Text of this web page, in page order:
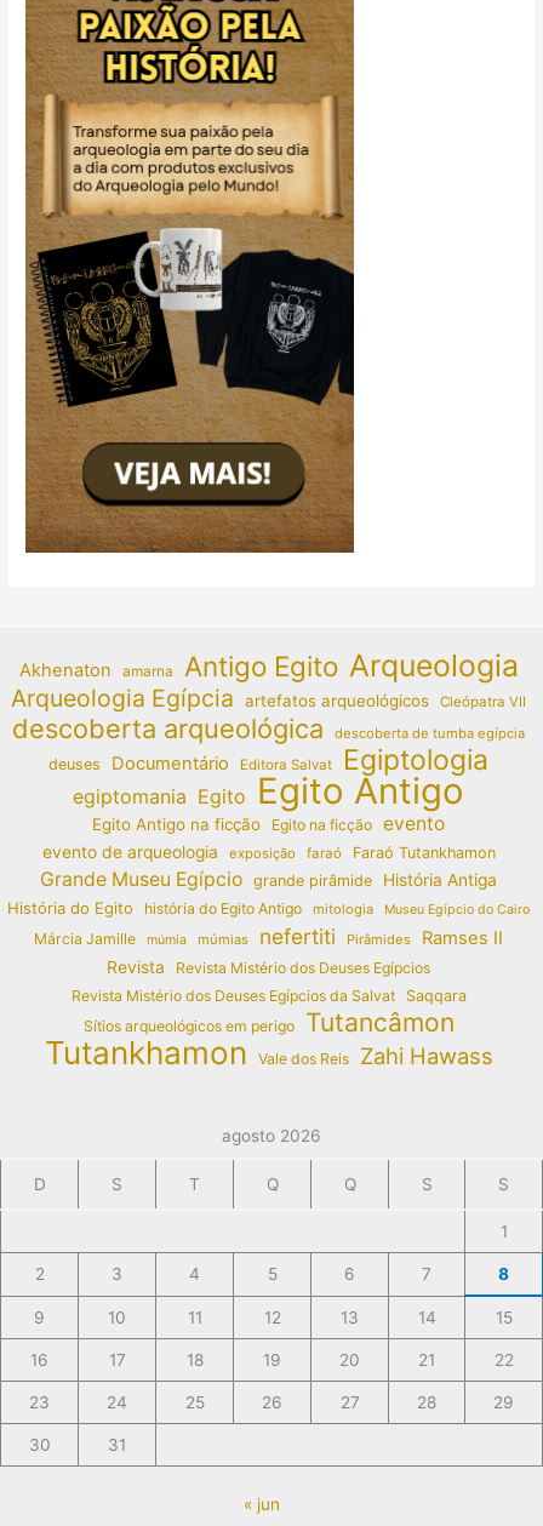
Akhenaton amarna Antigo Egito Arqueologia
Arqueologia Egípcia artefatos arqueológicos Cleópatra VII
descoberta arqueológica descoberta de tumba egípcia
deuses Documentário Editora Salvat Egiptologia
egiptomania Egito Egito Antigo
Egito Antigo na ficção Egito na ficção evento
evento de arqueologia exposição faraó Faraó Tutankhamon
Grande Museu Egípcio grande pirâmide
História Antiga
História do Egito
história do Egito Antigo mitologia Museu Egípcio do Cairo
Márcia Jamille múmia múmias nefertiti Pirâmides Ramses II
Revista
Revista Mistério dos Deuses Egípcios
Revista Mistério dos Deuses Egípcios da Salvat
Saqqara
Sítios arqueológicos em perigo
Tutancâmon
Tutankhamon Vale dos Reis Zahi Hawass
agosto 2026
D S T Q Q S S
1
2 3 4 5 6 7 8
9 10 11 12 13 14 15
16 17 18 19 20 21 22
23 24 25 26 27 28 29
30 31
« jun